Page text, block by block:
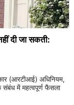
दी जा सकती:
(आरटीआई) अधिनियम,
संबंध में महत्वपूर्ण फैसला